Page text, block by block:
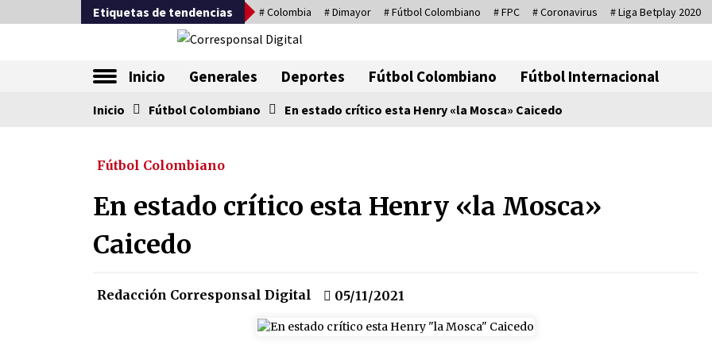
al
Etiquetas de tendencias # Colombia # Dimayor # Fútbol Colombiano # FPC # Coronavirus # Liga Betplay 2020
Corresponsal
Inicio Generales Deportes Fútbol Colombiano Fútbol Internacional
Tendencia ahora
Comienza la era del felino, medio
07/08/2026
Corina Machado y su sed de
17/01/2026
Falcao regresa con el rabo entre
Captura de Maduro, donde
Inicio Fútbol Colombiano En estado crítico esta Henry «la Mosca» Caicedo
Fútbol Colombiano
En estado crítico esta Henry «la Mosca»
Caicedo
Redacción Corresponsal Digital 05/11/2021